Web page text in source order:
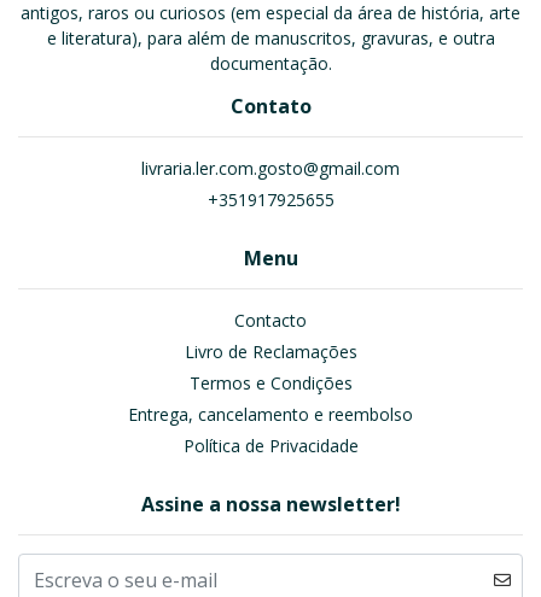
antigos, raros ou curiosos (em especial da área de história, arte
e literatura), para além de manuscritos, gravuras, e outra
documentação.
Contato
livraria.ler.com.gosto@gmail.com
+351917925655
Menu
Contacto
Livro de Reclamações
Termos e Condições
Entrega, cancelamento e reembolso
Política de Privacidade
Assine a nossa newsletter!